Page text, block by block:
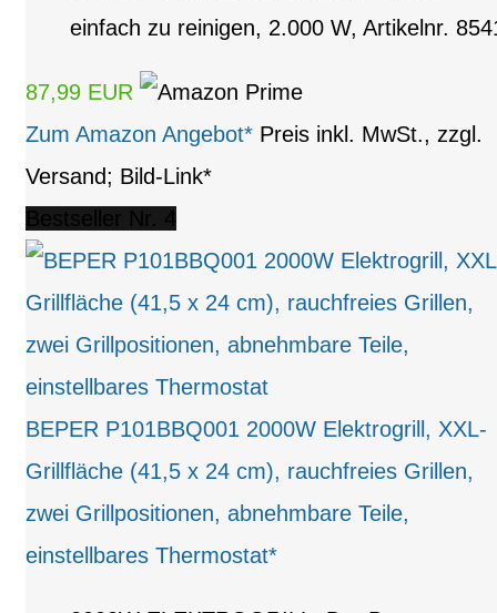
einfach zu reinigen, 2.000 W, Artikelnr.
87,99 EUR
Zum Amazon Angebot* Preis inkl. MwSt., zzgl.
Versand; Bild-Link*
BEPER P101BBQ001 2000W Elektrogrill, XXL-
Grillfläche (41,5 x 24 cm), rauchfreies Grillen,
zwei Grillpositionen, abnehmbare Teile,
einstellbares Thermostat*